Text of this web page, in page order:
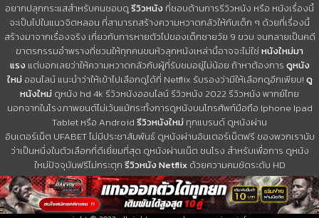
อยากปลุกกระแสสำหรับคนชอบดูรีวิวหนัง ที่ชอบด้านการรีวิวหนัง หรือ หนังเรื่องนี้
จะเป็นไปในแนวจิตหลอน ที่สามารถสร้างความหวาดกลัวให้กับเด็ก ๆ ด้วยที่เรื่องนี้
สร้างมาจากเรื่องจริง เกี่ยวกับการหายตัวไปของเด็กชายวัย 9 ขวบ จนกลายเป็นคดี
ฆาตรกรรมอำพรางที่ชวนให้ทุกคนขนหัวลุกหนังเหล่านี้อาจจะไม่ใช่ หนังใหม่มา
แรง แต่บอกเลยว่าให้ความหวาดกลัวกับผู้ที่รับชมอยู่ไม่น้อย ถ้าหาต้องการ ดูหนัง
ใหม่ ออนไลน์ แนะนำว่าให้เข้าไปเลือกดูได้ที่ Netflix รับรองว่ามีให้เลือกดูอีกเพียบ! ดู
หนังใหม่ ดูหนัง hd 4k รีวิวหนังออนไลน์ รีวิวหนัง 2022 รีวิวหนัง พากย์ไทย
นอกจากในโรงภาพยนต์ไม่เว้นแม้กระทั้งการดูหนังบนโทรศัพท์มือถือ Iphone Ipad
Tablet หรือ Android รีวิวหนังใหม่ ทุกแบรนด์ ดูหนังผ่าน
อินเตอร์เน็ต UFABET ไม่มีประชาสัมพันธ์ ดูหนังผ่านอินเตอร์เน็ตฟรี ของพวกเรานับ
ว่าเป็นหนึ่งในตัวเลือกที่ดีเยี่ยมที่สุด ดูหนังผ่านเน็ต ชนโรง สำหรับเพื่อการ ดูหนัง
ใหม่ปัจจุบันฟรีไม่กระตุก รีวิวหนัง Netflix ด้วยความคมชัดระดับ HD